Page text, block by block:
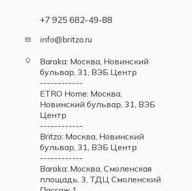
+7 925 682-49-88
info@britzo.ru
Baraka: Москва, Новинский
бульвар, 31, ВЭБ Центр
------------
ETRO Home: Москва,
Новинский бульвар, 31, ВЭБ
Центр
------------
Britzo: Москва, Новинский
бульвар, 31, ВЭБ Центр
------------
Baraka: Москва, Смоленская
площадь, 3, ТДЦ Смоленский